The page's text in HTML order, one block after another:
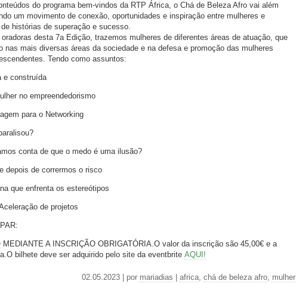
do programa bem-vindos da RTP África, o Chá de Beleza Afro vai além
um movimento de conexão, oportunidades e inspiração entre mulheres e
histórias de superação e sucesso.
oradoras desta 7a Edição, trazemos mulheres de diferentes áreas de atuação, que
nas mais diversas áreas da sociedade e na defesa e promoção das mulheres
Tendo como assuntos:
e construída
no empreendedorismo
para o Networking
conta de que o medo é uma ilusão?
depois de corrermos o risco
que enfrenta os estereótipos
de projetos
MEDIANTE A INSCRIÇÃO OBRIGATÓRIA.O valor da inscrição são 45,00€ e a
bilhete deve ser adquirido pelo site da eventbrite AQUI!
02.05.2023 | por mariadias africa, chá de beleza afro, mulher